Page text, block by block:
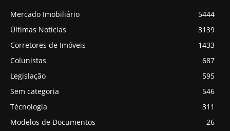
Mercado Imobiliário
5444
Últimas Notícias
3139
Corretores de Imóveis
1433
Colunistas
687
Legislação
595
Sem categoria
546
Técnologia
311
Modelos de Documentos
26